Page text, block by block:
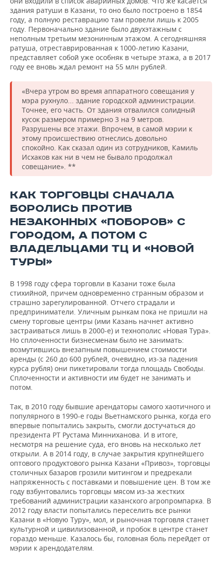
здания ратуши в Казани, то оно было построено в 1854
году, а полную реставрацию там провели лишь к 2005
году. Первоначально здание было двухэтажным с
неполным третьим мезонинным этажом. А сегодняшняя
ратуша, отреставрированная к 1000-летию Казани,
представляет собой уже особняк в четыре этажа, а в 2017
году ее вновь ждал ремонт на 55 млн рублей.
«Вчера утром во время аппаратного совещания у
мэра рухнуло... здание городской администрации.
Точнее, его часть. От здания отвалился солидный
кусок размером примерно 3 на 9 метров.
Разрушены все этажи. Впрочем, в самой мэрии к
этому происшествию отнеслись довольно
спокойно. Как сказал один из сотрудников, Камиль
Исхаков как ни в чем не бывало продолжал
совещание». **
КАК ТОРГОВЦЫ СНАЧАЛА
БОРОЛИСЬ ПРОТИВ
НЕЗАКОННЫХ «ПОБОРОВ» С
ГОРОДОМ, А ПОТОМ С
ВЛАДЕЛЬЦАМИ ТЦ И «НОВОЙ
ТУРЫ»
В 1998 году сфера торговли в Казани тоже была
стихийной, причем одновременно странным образом и
страшно зарегулированной. Отчего страдали и
предприниматели. Уличным рынкам пока не пришли на
смену торговые центры (ими Казань начнет активно
застраиваться лишь в 2000-е) и технополис «Новая Тура».
Но сплоченности бизнесменам было не занимать:
возмутившись внезапным повышением стоимости
аренды (с 260 до 600 рублей, очевидно, из-за падения
курса рубля) они пикетировали тогда площадь Свободы.
Сплоченности и активности им будет не занимать и
потом.
Так, в 2010 году бывшие арендаторы самого хаотичного и
популярного в 1990-е годы Вьетнамского рынка, когда его
впервые попытались закрыть, смогли достучаться до
президента РТ Рустама Минниханова. И в итоге,
несмотря на решение суда, его вновь на несколько лет
открыли. А в 2014 году, в случае закрытия крупнейшего
оптового продуктового рынка Казани «Привоз», торговцы
столичных базаров грозили митингом и предрекали
напряженность с поставками и повышение цен. В том же
году взбунтовались торговцы мясом из-за жестких
требований администрации казанского агропромпарка. В
2012 году власти попытались переселить все рынки
Казани в «Новую Туру», мол, и рыночная торговля станет
культурной и цивилизованной, и пробок в центре станет
гораздо меньше. Казалось бы, головная боль перейдет от
мэрии к арендодателям.